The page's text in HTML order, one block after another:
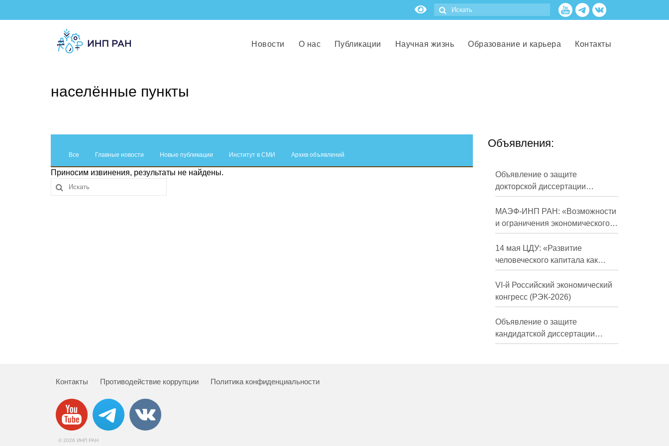
Новости О нас Публикации Научная жизнь Образование и карьера Контакты
населённые пункты
Все Главные новости Новые публикации Институт в СМИ Архив объявлений
Приносим извинения, результаты не найдены.
Объявления:
Объявление о защите
докторской диссертации
Кузнецова Михаила
Евгеньевича
МАЭФ-ИНП РАН: «Возможности
и ограничения экономического
развития России в средне- и
долгосрочной перспективе»
14 мая ЦДУ: «Развитие
человеческого капитала как
фактор экономического роста»
VI-й Российский экономический
конгресс (РЭК-2026)
Объявление о защите
кандидатской диссертации
Трындиной Николь Сергеевны
Контакты Противодействие коррупции Политика конфиденциальности
© 2026 ИНП РАН